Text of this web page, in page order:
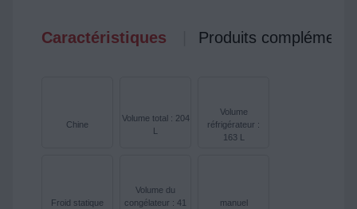
Caractéristiques Produits
Chine
Volume total : 204
L
Volume
réfrigérateur :
163 L
Froid statique
Volume du
congélateur : 41
manuel